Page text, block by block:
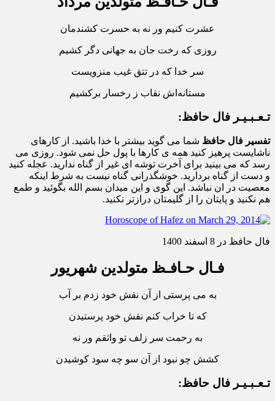
عشرت کنیم ور نه به حسرت کشندمان
روزی که رخت جان به جهانی دگر کشیم
سر خدا که در تتق غیب منزویست
مستانه‌اش نقاب ز رخسار برکشیم
تـعـبـیـر فال حافظ:
تفسیر فال حافظ شما می گوید بیشتر با خدا باشید. از کارهای
ناشایست پرهیز کنید همه ی کارها با پول حل نمی شود. روزی می
رسد که می بینید برای آخرت توشه ای غیر از گناه ندارید. عجله کنید
و دست از گناه بردارید. خوشگذرانی گناه نیست به شرط اینکه
معصیت در ان نباشد. این گوی و این میدان بسم الله بگوئید و طمع
هم نکنید و پایتان را از گلیمتان درازتر نکنید.
فال حافظ در 8 اسفند 1400
فـال حـافـظ متولدین شهریور
به می پرستی از آن نقش خود زدم بر آب
که تا خراب کنم نقش خود پرستیدن
به رحمت سر زلف تو واثقم ور نه
کشش چو نبود از آن سو چه سود کوشیدن
تـعـبـیـر فال حافظ: